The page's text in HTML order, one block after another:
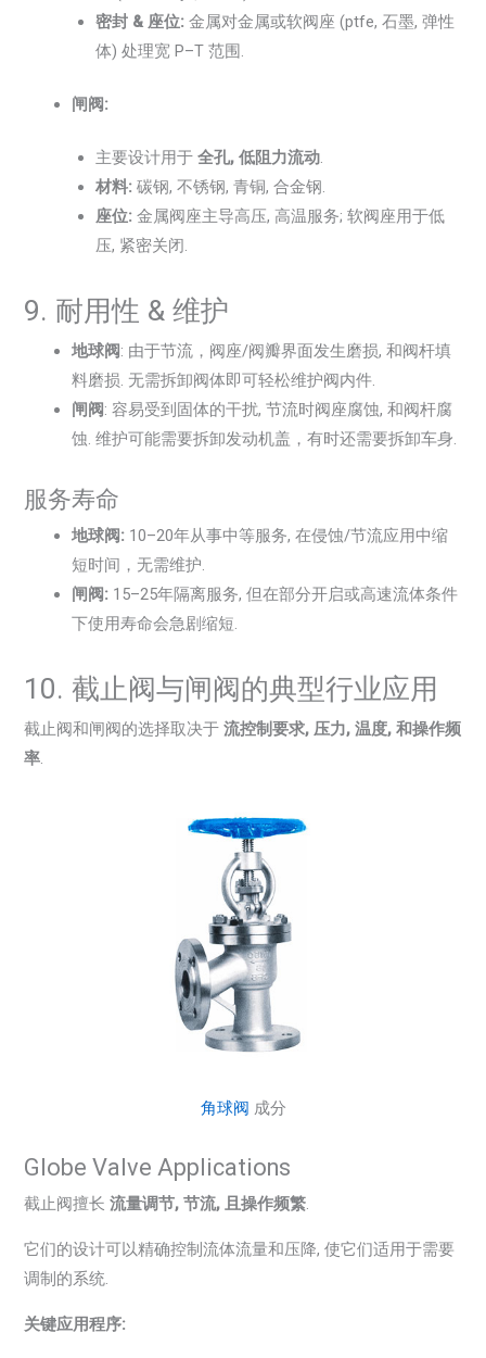
密封 & 座位: 金属对金属或软阀座 (ptfe, 石墨, 弹性
体) 处理宽 P–T 范围.
闸阀:
主要设计用于全孔, 低阻力流动.
材料: 碳钢, 不锈钢, 青铜, 合金钢.
座位: 金属阀座主导高压, 高温服务; 软阀座用于低
压, 紧密关闭.
9. 耐用性 & 维护
地球阀: 由于节流，阀座/阀瓣界面发生磨损, 和阀杆填
料磨损. 无需拆卸阀体即可轻松维护阀内件.
闸阀: 容易受到固体的干扰, 节流时阀座腐蚀, 和阀杆腐
蚀. 维护可能需要拆卸发动机盖，有时还需要拆卸车身.
服务寿命
地球阀: 10–20年从事中等服务, 在侵蚀/节流应用中缩
短时间，无需维护.
闸阀: 15–25年隔离服务, 但在部分开启或高速流体条件
下使用寿命会急剧缩短.
10. 截止阀与闸阀的典型行业应用
截止阀和闸阀的选择取决于流控制要求, 压力, 温度, 和操作频
率
角球阀 成分
Globe Valve Applications
截止阀擅长流量调节, 节流, 且操作频繁.
它们的设计可以精确控制流体流量和压降, 使它们适用于需要
调制的系统.
关键应用程序: